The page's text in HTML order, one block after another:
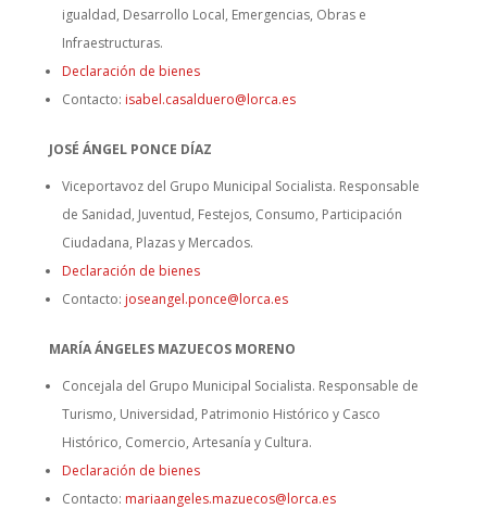
igualdad, Desarrollo Local, Emergencias, Obras e
Infraestructuras.
Declaración de bienes
Contacto: isabel.casalduero@lorca.es
JOSÉ ÁNGEL PONCE DÍAZ
Viceportavoz del Grupo Municipal Socialista. Responsable
de Sanidad, Juventud, Festejos, Consumo, Participación
Ciudadana, Plazas y Mercados.
Declaración de bienes
Contacto: joseangel.ponce@lorca.es
MARÍA ÁNGELES MAZUECOS MORENO
Concejala del Grupo Municipal Socialista. Responsable de
Turismo, Universidad, Patrimonio Histórico y Casco
Histórico, Comercio, Artesanía y Cultura.
Declaración de bienes
Contacto: mariaangeles.mazuecos@lorca.es